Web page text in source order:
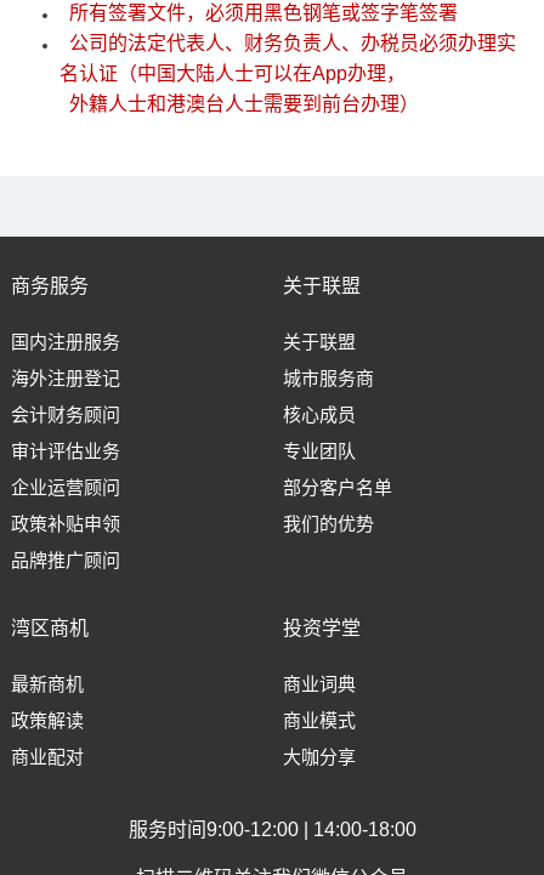
所有签署文件，必须用黑色钢笔或签字笔签署
公司的法定代表人、财务负责人、办税员必须办理实
名认证（中国大陆人士可以在App办理，
外籍人士和港澳台人士需要到前台办理）
商务服务
国内注册服务
海外注册登记
会计财务顾问
审计评估业务
企业运营顾问
政策补贴申领
品牌推广顾问
关于联盟
关于联盟
城市服务商
核心成员
专业团队
部分客户名单
我们的优势
湾区商机
最新商机
政策解读
商业配对
投资学堂
商业词典
商业模式
大咖分享
服务时间9:00-12:00 | 14:00-18:00